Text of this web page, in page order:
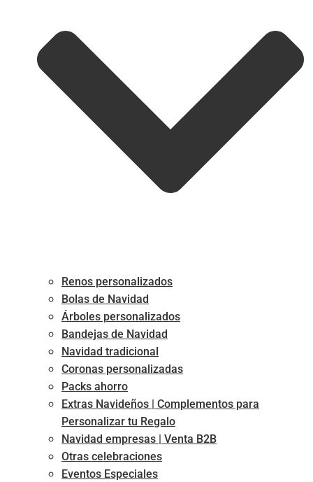
Renos personalizados
Bolas de Navidad
Árboles personalizados
Bandejas de Navidad
Navidad tradicional
Coronas personalizadas
Packs ahorro
Extras Navideños | Complementos para
Personalizar tu Regalo
Navidad empresas | Venta B2B
Otras celebraciones
Eventos Especiales